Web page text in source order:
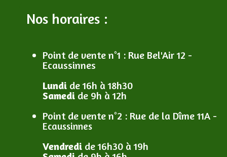
Nos horaires :
Point de vente n°1 : Rue Bel'Air 12 -
Ecaussinnes
Lundi de 16h à 18h30
Samedi de 9h à 12h
Point de vente n°2 : Rue de la Dîme 11A -
Ecaussinnes
Vendredi de 16h30 à 19h